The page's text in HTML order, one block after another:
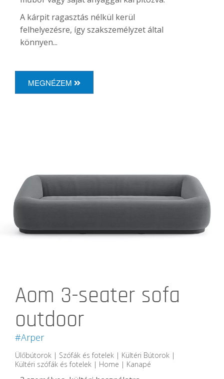
A kárpit ragasztás nélkül kerül
felhelyezésre, így szakszemélyzet által
könnyen...
MEGNÉZEM
Aom 3-seater sofa
outdoor
#Arper
Ülőbútorok | Szófák és fotelek | Kültéri Bútorok |
Kültéri szófák és fotelek | Home | Kanapé